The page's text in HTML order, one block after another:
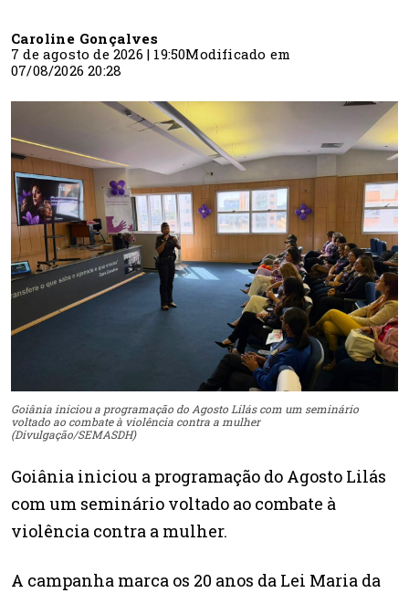
Caroline Gonçalves
7 de agosto de 2026 | 19:50Modificado em
07/08/2026 20:28
Goiânia iniciou a programação do Agosto Lilás com um seminário
voltado ao combate à violência contra a mulher
(Divulgação/SEMASDH)
Goiânia iniciou a programação do Agosto Lilás
com um seminário voltado ao combate à
violência contra a mulher.
A campanha marca os 20 anos da Lei Maria da